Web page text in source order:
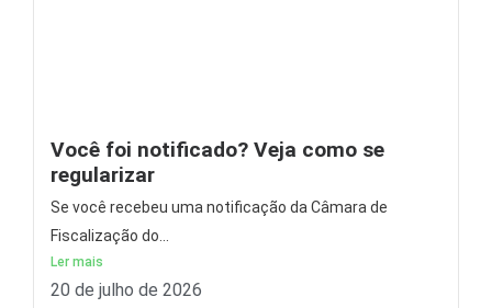
Você foi notificado? Veja como se
regularizar
Se você recebeu uma notificação da Câmara de
Fiscalização do...
Ler mais
20 de julho de 2026